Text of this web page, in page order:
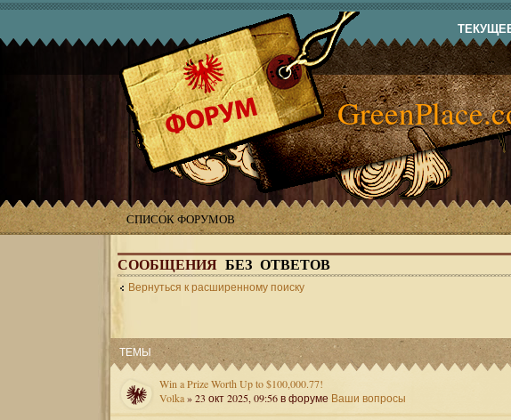
СПИСОК ФОРУМОВ
СООБЩЕНИЯ БЕЗ ОТВЕТОВ
Вернуться к расширенному поиску
ТЕМЫ
Win a Prize Worth Up to $100,000.77!
Volka» 23 окт 2025, 09:56 в форуме Ваши вопросы